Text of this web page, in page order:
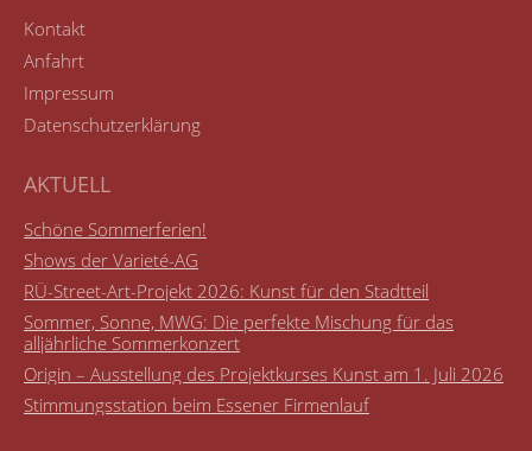
Kontakt
Anfahrt
Impressum
Datenschutzerklärung
AKTUELL
Schöne Sommerferien!
Shows der Varieté-AG
RÜ-Street-Art-Projekt 2026: Kunst für den Stadtteil
Sommer, Sonne, MWG: Die perfekte Mischung für das
alljährliche Sommerkonzert
Origin – Ausstellung des Projektkurses Kunst am 1. Juli 2026
Stimmungsstation beim Essener Firmenlauf